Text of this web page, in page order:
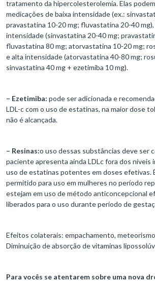
tratamento da hipercolesterolemia. Elas
medicações de baixa intensidade (ex.:
pravastatina 10-20 mg; fluvastatina 20-40 mg),
intensidade (sinvastatina 20-40 mg;
fluvastatina 80 mg; atorvastatina 10-20 mg;
e alta intensidade (atorvastatina 40-80 mg;
sinvastatina 40 mg + ezetimiba 10 mg).
– Ezetimiba: pode ser adicionada e
LDL-c com o uso de estatinas, na maior dose
não é alcançada.
– Resinas:o uso dessas substâncias deve ser
paciente apresenta ainda LDLc fora dos níveis
uso de estatinas potentes em doses efetivas.
permitido para uso em mulheres no período
estejam em uso de método anticoncepcional
liberados para o uso durante período de
Efeitos colaterais: empachamento,
Diminuição de absorção de vitaminas
Para vocês se atentarem sobre uma nova